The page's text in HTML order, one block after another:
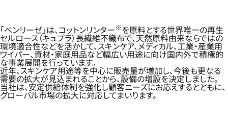
「ベンリーゼ」は、コットンリンター※を原料とする世界唯一の再生
セルロース（キュプラ）長繊維不織布で、天然原料由来ならではの
環境適合性などを活かして、スキンケア、メディカル、工業・産業用
ワイパー、資材・家庭用品など幅広い用途に向け国内外で積極的
な事業展開を行っています。
近年、スキンケア用途等を中心に販売量が増加し、今後も更なる
需要の拡大が見込まれることから、設備の増設を決定しました。
当社は、安定供給体制を強化し顧客ニーズにお応えするとともに、
グローバル市場の拡大に対応してまいります。